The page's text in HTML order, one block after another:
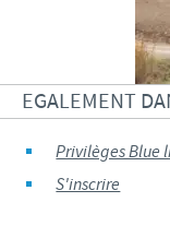
EGALEMENT
Privilèges Blue
S'inscrire